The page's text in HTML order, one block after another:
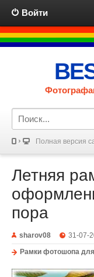
Войти
Полная версия
Летняя
пора
sharov08 31-07-
Рамки фотошопа